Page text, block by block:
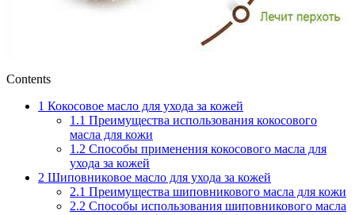
Contents
1 Кокосовое масло для ухода за кожей
1.1 Преимущества использования кокосового
масла для кожи
1.2 Способы применения кокосового масла для
ухода за кожей
2 Шиповниковое масло для ухода за кожей
2.1 Преимущества шиповникового масла для кожи
2.2 Способы использования шиповникового масла